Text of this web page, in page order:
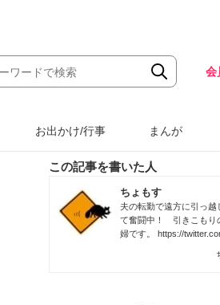
会
お出かけ/行事 まんが
この記事を書いた人
ちょもす
夫の転勤で遠方に引っ
て奮闘中！ 引きこもり
婦です。 https://